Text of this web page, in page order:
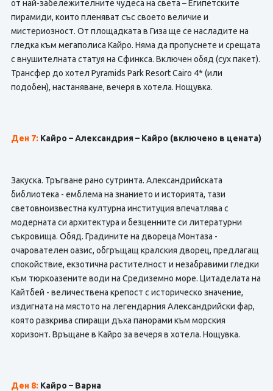
от най-забележителните чудеса на света – Египетските
пирамиди, които пленяват със своето величие и
мистериозност. От площадката в Гиза ще се насладите на
гледка към мегаполиса Кайро. Няма да пропуснете и срещата
с внушителната статуя на Сфинкса. Включен обяд (сух пакет).
Трансфер до хотел Pyramids Park Resort Cairo 4* (или
подобен), настаняване, вечеря в хотела. Нощувка.
Ден 7: Кайро – Александрия – Кайро (включено в цената)
Закуска. Тръгване рано сутринта. Александрийската
библиотека - емблема на знанието и историята, тази
световноизвестна културна институция впечатлява с
модерната си архитектура и безценните си литературни
съкровища. Обяд. Градините на двореца Монтаза -
очарователен оазис, обгръщащ кралския дворец, предлагащ
спокойствие, екзотична растителност и незабравими гледки
към тюркоазените води на Средиземно море. Цитаделата на
Кайтбей - величествена крепост с историческо значение,
издигната на мястото на легендарния Александрийски фар,
която разкрива спиращи дъха панорами към морския
хоризонт. Връщане в Кайро за вечеря в хотела. Нощувка.
Ден 8: Кайро – Варна